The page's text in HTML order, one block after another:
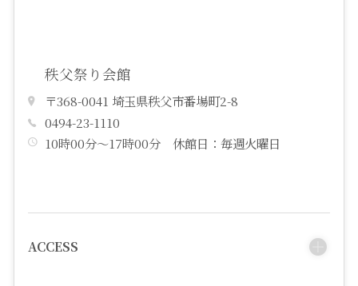
秩父祭り会館
〒368-0041 埼玉県秩父市番場町2-8
0494-23-1110
10時00分～17時00分 休館日：毎週火曜日
ACCESS